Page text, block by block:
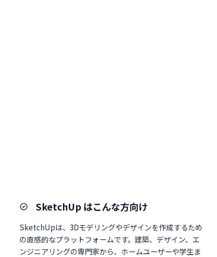
SketchUp はこんな方向け
SketchUpは、3Dモデリングやデザインを作成するため
の直感的なプラットフォームです。建築、デザイン、エ
ンジニアリングの専門家から、ホームユーザーや学生ま